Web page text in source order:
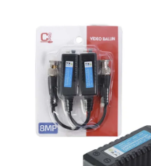
Ativar tradutor em libras